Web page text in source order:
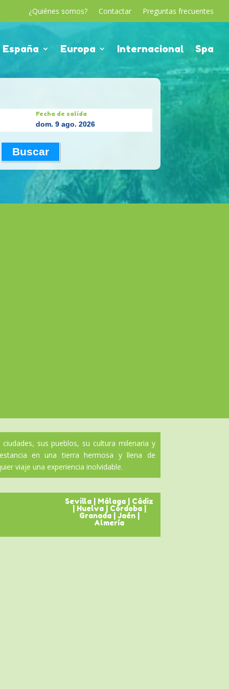
¿Quiénes somos? Contactar Preguntas frecuentes
España Europa Internacional Spa
Fecha de salida
dom. 9 ago. 2026
sus pueblos, su cultura milenaria y
en una tierra hermosa y llena de
viaje una experiencia inolvidable.
Sevilla | Málaga | Cádiz
| Huelva| Córdoba|
Granada| Jaén|
Almería